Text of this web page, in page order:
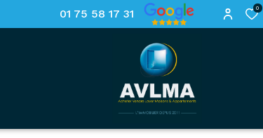
01 75 58 17 31 0